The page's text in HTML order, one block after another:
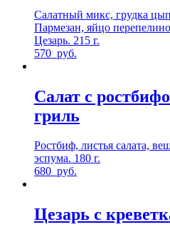
Салатный микс, грудка
Пармезан, яйцо
Цезарь. 215 г.
570 руб.
Салат с
гриль
Ростбиф, листья салата,
эспума. 180 г.
680 руб.
Цезарь с